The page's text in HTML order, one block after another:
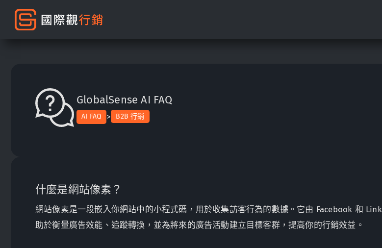
GlobalSense AI FAQ
AI FAQ > B2B 行銷
什麼是網站像素？
網站像素是一段嵌入你網站中的小程式碼，用於收集訪客行為的數據。它由 Facebook 和
助於衡量廣告效能、追蹤轉換，並為將來的廣告活動建立目標客群，提高你的行銷效益。